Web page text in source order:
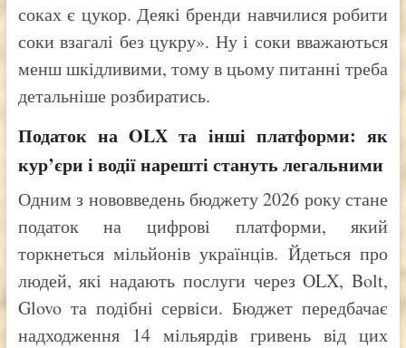
соках є цукор. Деякі бренди навчилися робити
соки взагалі без цукру». Ну і соки вважаються
менш шкідливими, тому в цьому питанні треба
детальніше розбиратись.
Податок на OLX та інші платформи: як
кур’єри і водії нарешті стануть легальними
Одним з нововведень бюджету 2026 року стане
податок на цифрові платформи, який
торкнеться мільйонів українців. Йдеться про
людей, які надають послуги через OLX, Bolt,
Glovo та подібні сервіси. Бюджет передбачає
надходження 14 мільярдів гривень від цих